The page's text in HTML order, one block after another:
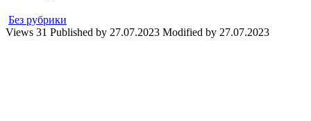
Без рубрики
Views 31 Published by 27.07.2023 Modified by 27.07.2023